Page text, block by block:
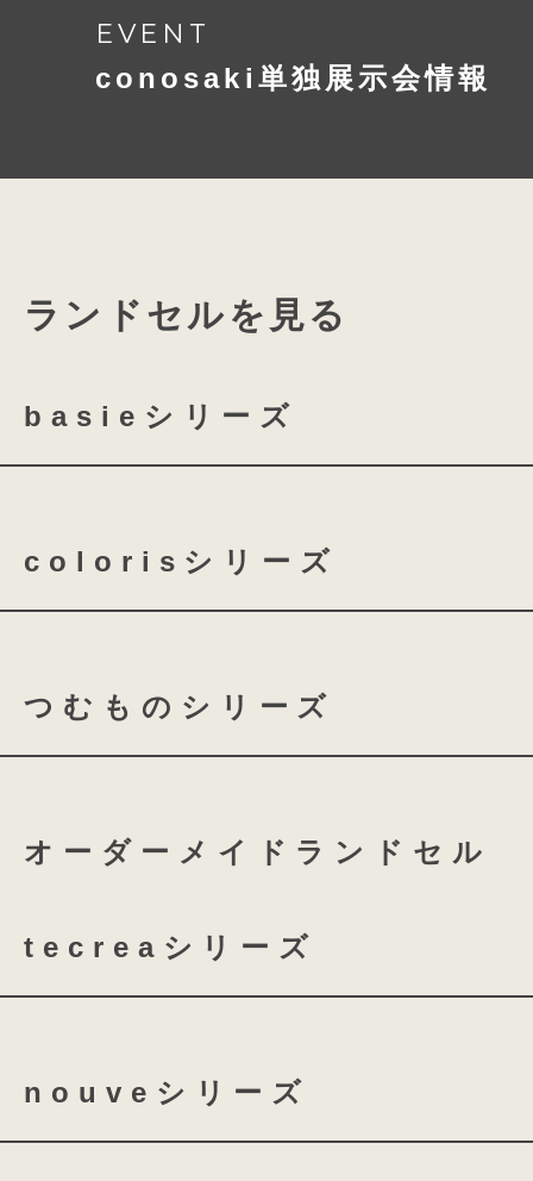
トラディショナルな雰囲気にモダン
お子さまの負担にならないこ
どんな時でも使いやすいこと
横幅はコンパクトなのにA4フラット
肩ベルトの長さの調整だけでなく固定
ステッチ
飾らない
革の持つ落ち着きとぬくも
均整のとれた美しいラインが映し
EVENT
conosaki単独展示会情報
ランドセルを見る
basieシリーズ
basie クラリーノ 半かぶせ
colorisシリーズ
coloris レザー
つむものシリーズ
つむもの 鎧 つむもの
オーダーメイドランドセル
tecreaシリーズ
nouveシリーズ